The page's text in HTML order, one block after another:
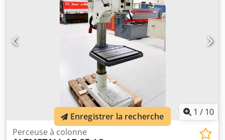
1 / 10
Perceuse à colonne
Enregistrer la recherche